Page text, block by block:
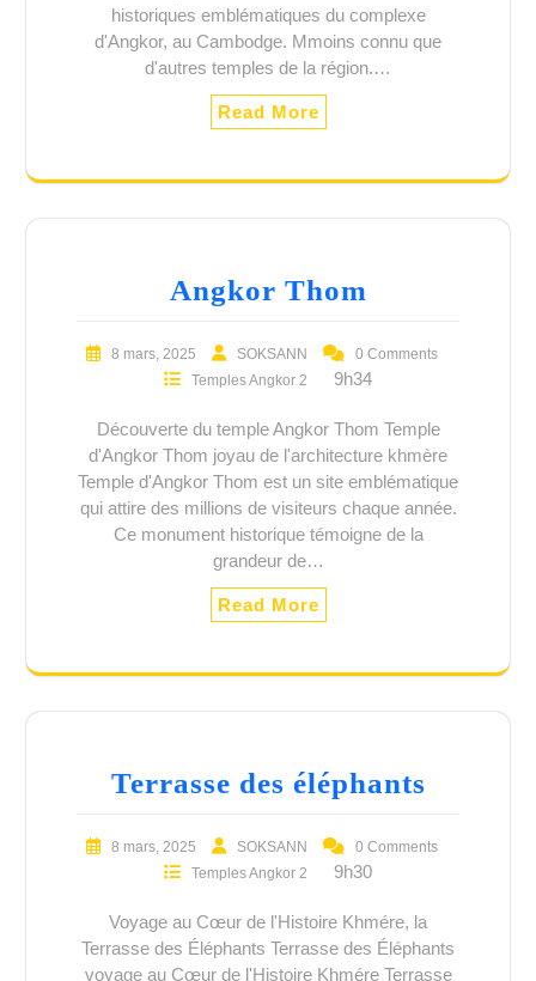
historiques emblématiques du complexe
d'Angkor, au Cambodge. Mmoins connu que
d'autres temples de la région.…
Read More
Angkor Thom
8 mars, 2025 SOKSANN
0 Comments
Temples Angkor 2
9h34
Découverte du temple Angkor Thom Temple
d'Angkor Thom joyau de l'architecture khmère
Temple d'Angkor Thom est un site emblématique
qui attire des millions de visiteurs chaque année.
Ce monument historique témoigne de la
grandeur de…
Read More
Terrasse des éléphants
8 mars, 2025 SOKSANN
0 Comments
Temples Angkor 2
9h30
Voyage au Cœur de l'Histoire Khmére, la
Terrasse des Éléphants Terrasse des Éléphants
voyage au Cœur de l'Histoire Khmére Terrasse